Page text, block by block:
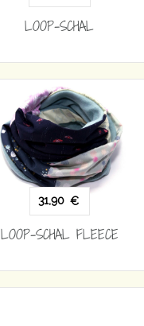
LOOP-SCHAL
31,90 €
LOOP-SCHAL FLEECE